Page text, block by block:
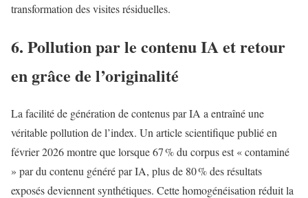
transformation des visites résiduelles.
6. Pollution par le contenu IA et retour
en grâce de l’originalité
La facilité de génération de contenus par IA a entraîné une
véritable pollution de l’index. Un article scientifique publié en
février 2026 montre que lorsque 67 % du corpus est « contaminé
» par du contenu généré par IA, plus de 80 % des résultats
exposés deviennent synthétiques. Cette homogénéisation réduit la